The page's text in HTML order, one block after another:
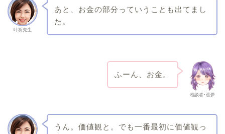
叶祈先生
あと、お金の部分っていうことも出てまし
た。
相談者･恋夢
ふーん、お金。
うん。価値観と。でも一番最初に価値観っ